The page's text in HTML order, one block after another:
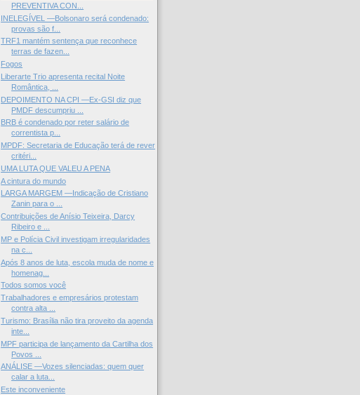
PREVENTIVA CON...
INELEGÍVEL —Bolsonaro será condenado:
provas são f...
TRF1 mantém sentença que reconhece
terras de fazen...
Fogos
Liberarte Trio apresenta recital Noite
Romântica, ...
DEPOIMENTO NA CPI —Ex-GSI diz que
PMDF descumpriu ...
BRB é condenado por reter salário de
correntista p...
MPDF: Secretaria de Educação terá de rever
critéri...
UMA LUTA QUE VALEU A PENA
A cintura do mundo
LARGA MARGEM —Indicação de Cristiano
Zanin para o ...
Contribuições de Anísio Teixeira, Darcy
Ribeiro e ...
MP e Polícia Civil investigam irregularidades
na c...
Após 8 anos de luta, escola muda de nome e
homenag...
Todos somos você
Trabalhadores e empresários protestam
contra alta ...
Turismo: Brasília não tira proveito da agenda
inte...
MPF participa de lançamento da Cartilha dos
Povos ...
ANÁLISE —Vozes silenciadas: quem quer
calar a luta...
Este inconveniente